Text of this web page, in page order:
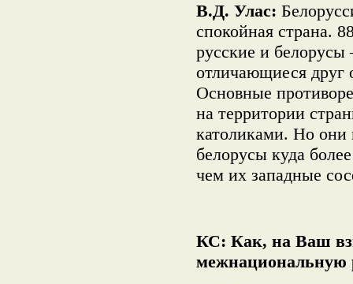
В.Д. Улас:
спокойная страна.
русские и
отличающиеся друг
Основные
на территории
католиками. Но они
белорусы куда
чем их западные
КС: Как, на Ваш
межнациональную